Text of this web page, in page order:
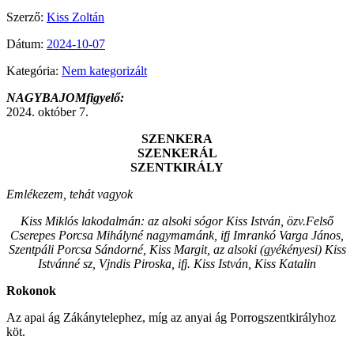
Szerző: Kiss Zoltán
Dátum: 2024-10-07
Kategória: Nem kategorizált
NAGYBAJOMfigyelő:
2024. október 7.
SZENKERA
SZENKERÁL
SZENTKIRÁLY
Emlékezem, tehát vagyok
Kiss Miklós lakodalmán: az alsoki sógor Kiss István, özv.Felső
Cserepes Porcsa Mihályné nagymamánk, ifj Imrankó Varga János,
Szentpáli Porcsa Sándorné, Kiss Margit, az alsoki (gyékényesi) Kiss
Istvánné sz, Vjndis Piroska, ifj. Kiss István, Kiss Katalin
Rokonok
Az apai ág Zákánytelephez, míg az anyai ág Porrogszentkirályhoz
köt.